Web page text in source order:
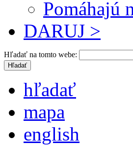
Pomáhajú
DARUJ >
Hľadať na tomto webe:
hľadať
mapa
english